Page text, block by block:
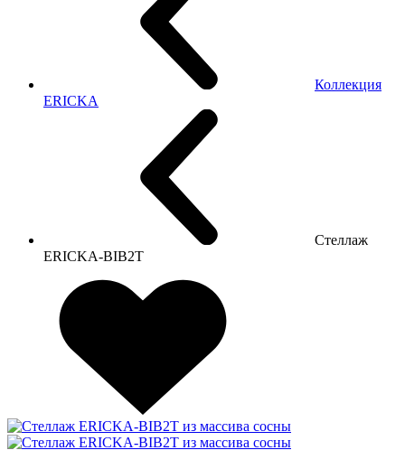
Коллекция
ERICKA
Стеллаж
ERICKA-BIB2T